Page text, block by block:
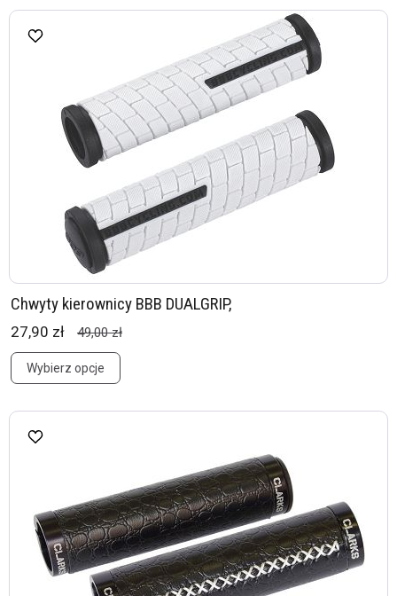
Chwyty kierownicy BBB DUALGRIP,
27,90 zł 49,00 zł
Wybierz opcje